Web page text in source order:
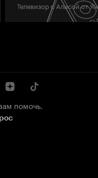
Телевизор с Алисой от
помочь.